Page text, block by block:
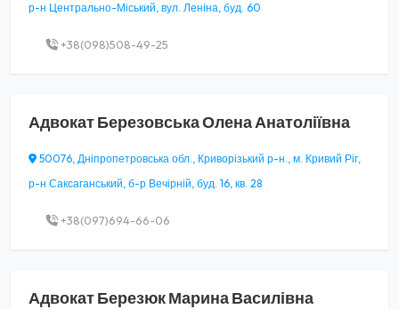
р-н Центрально-Міський, вул. Леніна, буд. 60
+38(098)508-49-25
АдвокатБерезовська Олена Анатоліївна
50076, Дніпропетровська обл., Криворізький р-н., м. Кривий Ріг,
р-н Саксаганський, б-р Вечірній, буд. 16, кв. 28
+38(097)694-66-06
АдвокатБерезюк Марина Василівна